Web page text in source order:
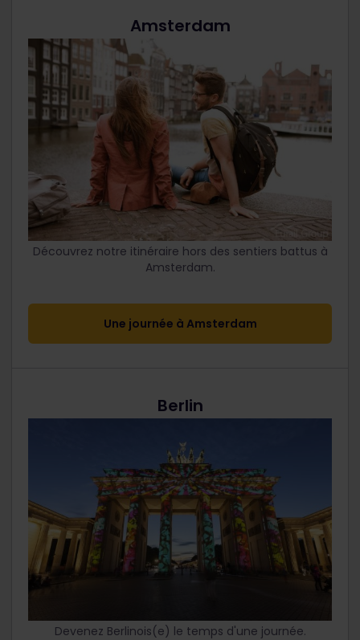
Amsterdam
Découvrez notre itinéraire hors des sentiers battus à
Amsterdam.
Une journée à Amsterdam
Berlin
Devenez Berlinois(e) le temps d'une journée.